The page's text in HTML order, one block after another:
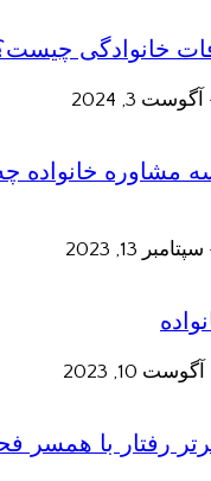
خانوادگی
آگوست 3, 2024
مشاوره خانواده
سپتامبر 13, 2023
آگوست 10, 2023